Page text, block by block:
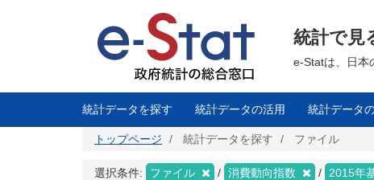
に
統計で見
e-Statは、日本
統計データを探す 統計データの活用 統計データ
トップページ 統計データを探す ファイル
選択条件: ファイル 消費動向指数 2015年